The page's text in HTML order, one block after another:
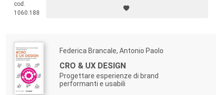
cod.
1060.188
Federica Brancale, Antonio Paolo
CRO & UX DESIGN
Progettare esperienze di brand
performanti e usabili